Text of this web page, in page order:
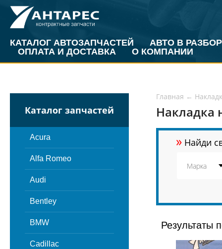
КАТАЛОГ АВТОЗАПЧАСТЕЙ
АВТО В РАЗБОР
ОПЛАТА И ДОСТАВКА
О КОМПАНИИ
Каталог запчастей
Acura
Alfa Romeo
Audi
Bentley
BMW
Cadillac
Главная ←
Накладка
» Найди
Результаты